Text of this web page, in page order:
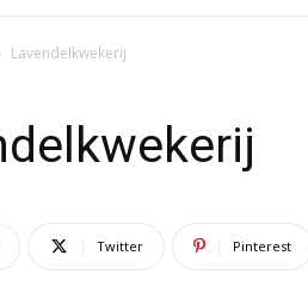
Lavendelkwekerij
Twitter Pinterest